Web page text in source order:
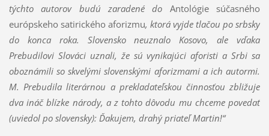
týchto autorov budú zaradené do Antológie súčasného
európskeho satirického aforizmu, ktorá vyjde tlačou po srbsky
do konca roka. Slovensko neuznalo Kosovo, ale vďaka
Prebudilovi Slováci uznali, že sú vynikajúci aforisti a Srbi sa
oboznámili so skvelými slovenskými aforizmami a ich autormi.
M. Prebudila literárnou a prekladateľskou činnosťou zbližuje
dva ináč blízke národy, a z tohto dôvodu mu chceme povedať
(uviedol po slovensky): Ďakujem, drahý priateľ Martin!“